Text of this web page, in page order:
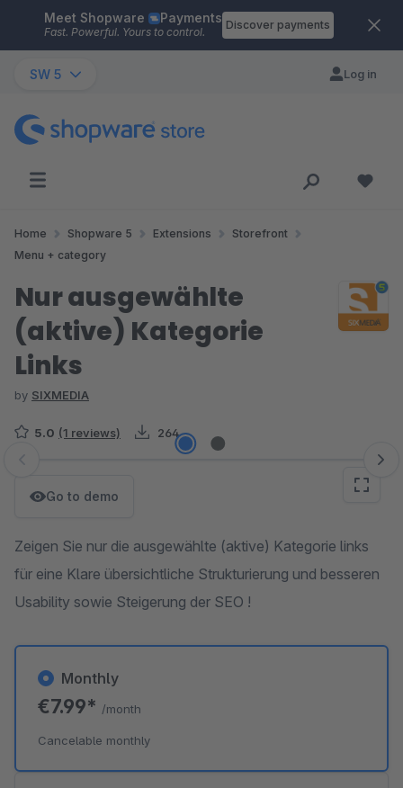
Skip to main content
Meet Shopware Payments
Fast. Powerful. Yours to control.
Discover payments
SW 5 Log in
Home Shopware 5 Extensions
Storefront
Menu + category
Nur ausgewählte
(aktive) Kategorie
Links
by SIXMEDIA
5.0 (1 reviews) 264
Skip image gallery
Go to demo
Zeigen Sie nur die ausgewählte (aktive) Kategorie links
für eine Klare übersichtliche Strukturierung und besseren
Usability sowie Steigerung der SEO !
Monthly
€7.99* /month
Cancelable monthly